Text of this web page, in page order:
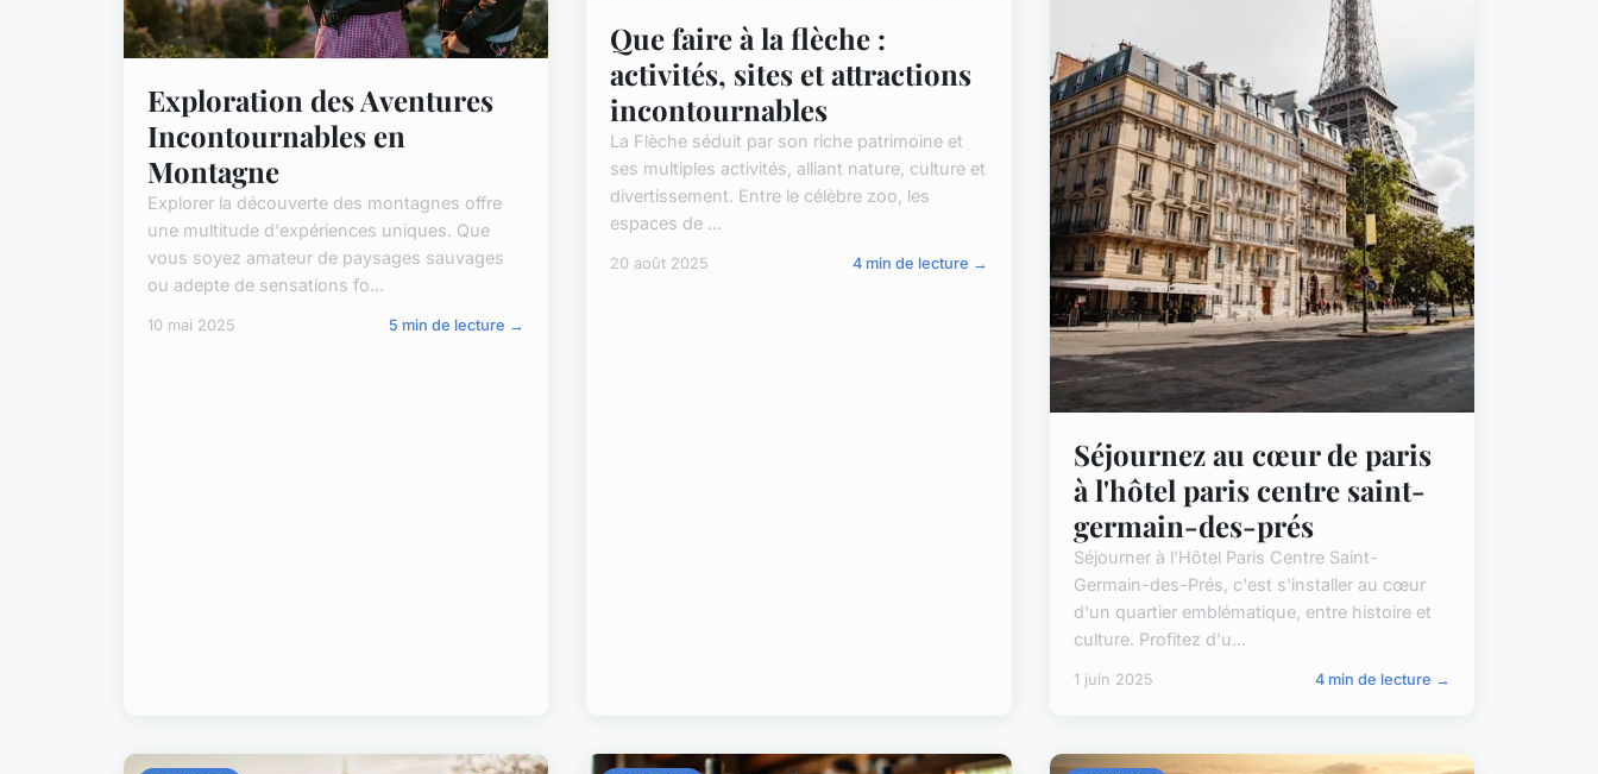
Exploration des Aventures
Incontournables en
Montagne
Explorer la découverte des montagnes offre
une multitude d'expériences uniques. Que
vous soyez amateur de paysages sauvages
ou adepte de sensations fo...
10 mai 2025 5 min de lecture →
Que faire à la flèche :
activités, sites et attractions
incontournables
La Flèche séduit par son riche patrimoine et
ses multiples activités, alliant nature, culture et
divertissement. Entre le célèbre zoo, les
espaces de ...
20 août 2025 4 min de lecture →
Séjournez au cœur de paris
à l'hôtel paris centre saint-
germain-des-prés
Séjourner à l'Hôtel Paris Centre Saint-
Germain-des-Prés, c'est s'installer au cœur
d'un quartier emblématique, entre histoire et
culture. Profitez d'u...
1 juin 2025 4 min de lecture →